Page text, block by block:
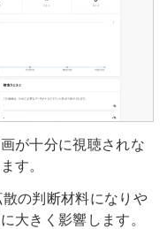
が十分に視聴されな
す。
の判断材料になりや
大きく影響します。